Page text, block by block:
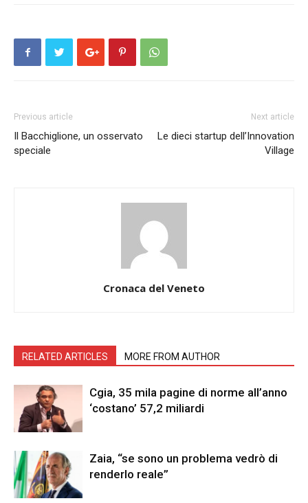
Previous article
Il Bacchiglione, un osservato
speciale
Next article
Le dieci startup dell’Innovation
Village
Cronaca del Veneto
RELATED ARTICLES MORE FROM AUTHOR
Cgia, 35 mila pagine di norme all’anno
‘costano’ 57,2 miliardi
Zaia, “se sono un problema vedrò di
renderlo reale”